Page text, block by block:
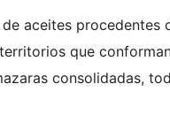
aceites
que
consolidadas,